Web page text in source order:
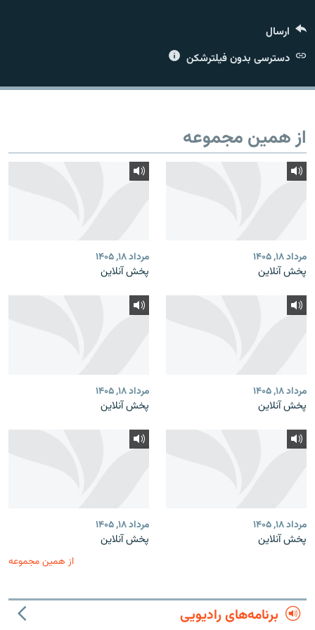
زبان‌های دیگر
ارسال
دسترسی بدون فیلترشکن
از همین مجموعه
مرداد ۱۸, ۱۴۰۵
پخش آنلاین
مرداد ۱۸, ۱۴۰۵
پخش آنلاین
مرداد ۱۸, ۱۴۰۵
پخش آنلاین
مرداد ۱۸, ۱۴۰۵
پخش آنلاین
مرداد ۱۸, ۱۴۰۵
پخش آنلاین
مرداد ۱۸, ۱۴۰۵
پخش آنلاین
از همین مجموعه
برنامه‌های رادیویی